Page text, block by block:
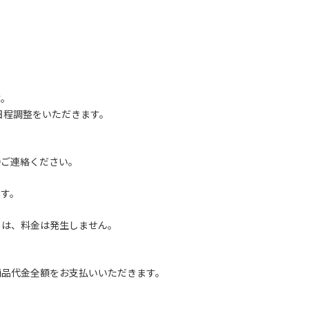
調整をいただきます。
連絡ください。
。
、料金は発生しません。
代金全額をお支払いいただきます。